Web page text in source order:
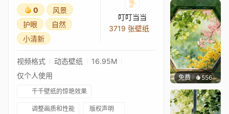
0
风景
护眼
自然
小清新
叮叮当当
3719 张壁纸
视频格式 动态壁纸
16.95M
仅个人使用
千千壁纸的惊艳效果
调整画质和性能 版权声明
免费 556渔小小